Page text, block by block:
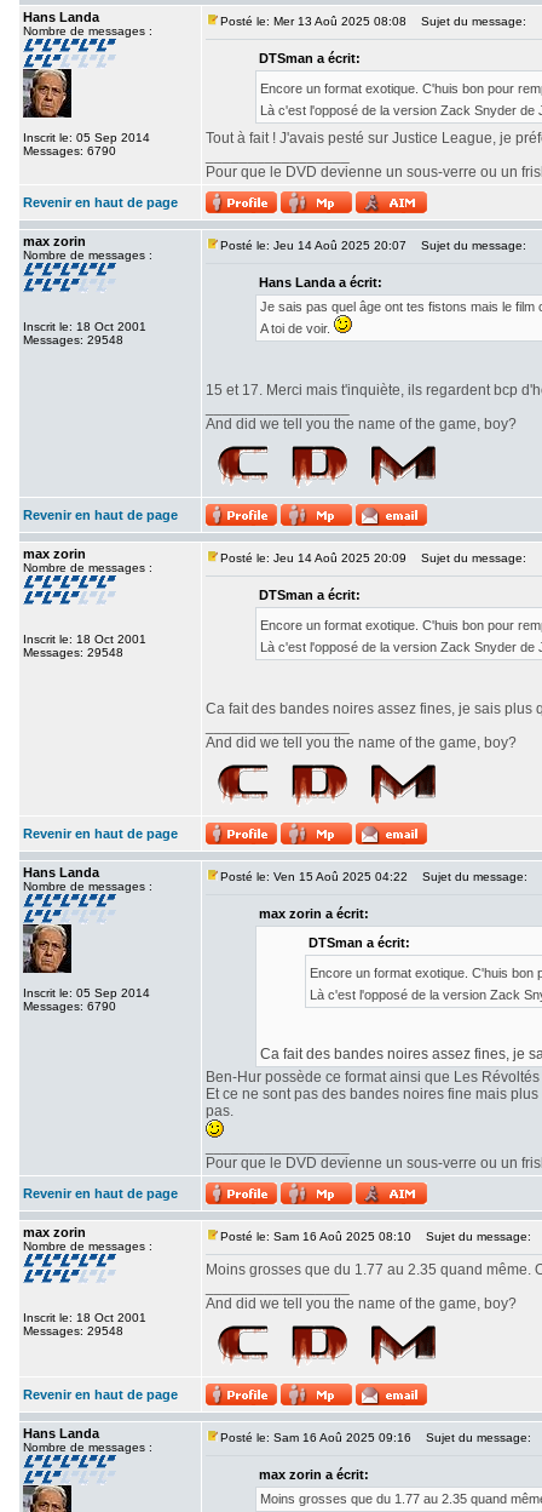
Hans Landa
Nombre de messages :
Inscrit le: 05 Sep 2014
Messages: 6790
Posté le: Mer 13 Aoû 2025 08:08 Sujet du message:
DTSman a écrit:
Encore un format exotique. C'huis bon pour
Là c'est l'opposé de la version Zack Snyder de
Tout à fait ! J'avais pesté sur Justice League, je
Pour que le DVD devienne un sous-verre ou un
Revenir en haut de page
max zorin
Nombre de messages :
Inscrit le: 18 Oct 2001
Messages: 29548
Posté le: Jeu 14 Aoû 2025 20:07 Sujet du message:
Hans Landa a écrit:
Je sais pas quel âge ont tes fistons mais le
A toi de voir.
15 et 17. Merci mais t'inquiète, ils regardent bcp
And did we tell you the name of the game, boy?
Revenir en haut de page
max zorin
Nombre de messages :
Inscrit le: 18 Oct 2001
Messages: 29548
Posté le: Jeu 14 Aoû 2025 20:09 Sujet du message:
DTSman a écrit:
Encore un format exotique. C'huis bon pour
Là c'est l'opposé de la version Zack Snyder de
Ca fait des bandes noires assez fines, je sais
And did we tell you the name of the game, boy?
Revenir en haut de page
Hans Landa
Nombre de messages :
Inscrit le: 05 Sep 2014
Messages: 6790
Posté le: Ven 15 Aoû 2025 04:22 Sujet du message:
max zorin a écrit:
DTSman a écrit:
Encore un format exotique. C'huis
Là c'est l'opposé de la version Zack
Ca fait des bandes noires assez fines, je
Ben-Hur possède ce format ainsi que Les
Et ce ne sont pas des bandes noires fine mais
pas.
Pour que le DVD devienne un sous-verre ou un
Revenir en haut de page
max zorin
Nombre de messages :
Inscrit le: 18 Oct 2001
Messages: 29548
Posté le: Sam 16 Aoû 2025 08:10 Sujet du message:
Moins grosses que du 1.77 au 2.35 quand même.
And did we tell you the name of the game, boy?
Revenir en haut de page
Hans Landa
Nombre de messages :
Posté le: Sam 16 Aoû 2025 09:16 Sujet du message:
max zorin a écrit:
Moins grosses que du 1.77 au 2.35 quand